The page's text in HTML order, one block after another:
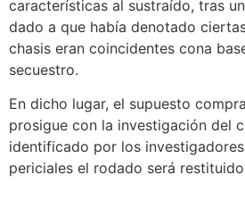
características al sustraído, tras
dado a que había denotado
chasis eran coincidentes cona
secuestro.
En dicho lugar, el supuesto
prosigue con la investigación del
identificado por los
periciales el rodado será